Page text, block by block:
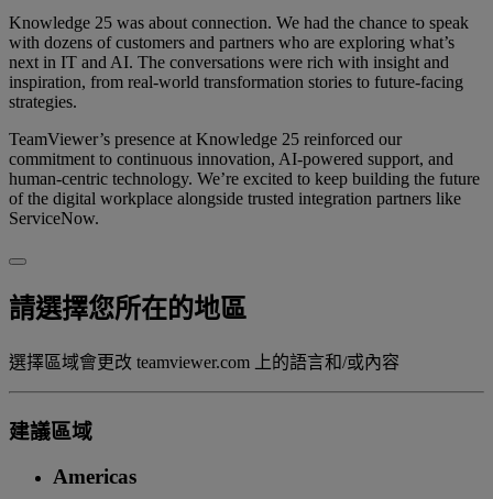
Knowledge 25 was about connection. We had the chance to speak
with dozens of customers and partners who are exploring what’s
next in IT and AI. The conversations were rich with insight and
inspiration, from real-world transformation stories to future-facing
strategies.
TeamViewer’s presence at Knowledge 25 reinforced our
commitment to continuous innovation, AI-powered support, and
human-centric technology. We’re excited to keep building the future
of the digital workplace alongside trusted integration partners like
ServiceNow.
請選擇您所在的地區
選擇區域會更改 teamviewer.com 上的語言和/或內容
建議區域
Americas